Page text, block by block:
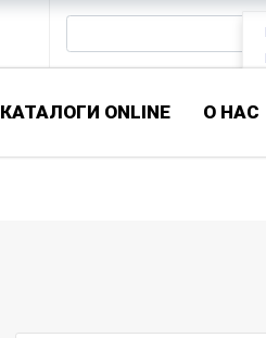
КАТАЛОГИ ONLINE О НАС